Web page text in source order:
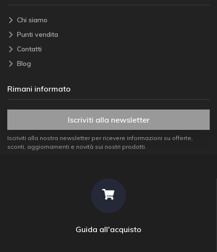
Chi siamo
Punti vendita
Contatti
Blog
Rimani informato
Iscriviti alla newsletter
Iscriviti alla nostra newsletter per ricevere informazioni su offerte,
sconti, aggiornamenti e novità sui nostri prodotti.
Guida all'acquisto